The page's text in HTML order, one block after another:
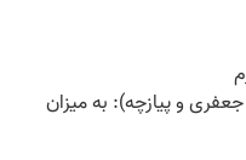
و پیازچه): به میزان